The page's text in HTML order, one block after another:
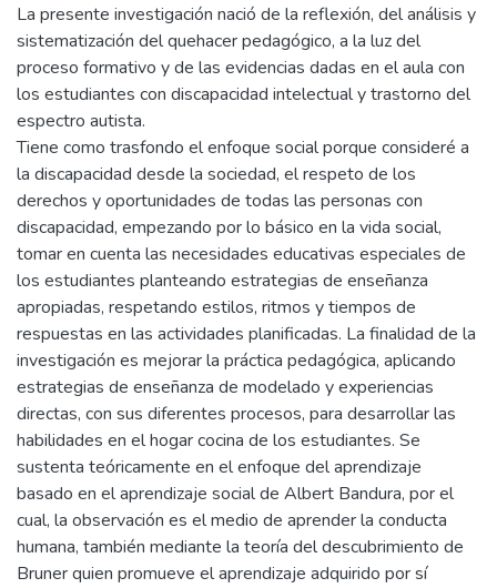
La presente investigación nació de la reflexión, del análisis y
sistematización del quehacer pedagógico, a la luz del
proceso formativo y de las evidencias dadas en el aula con
los estudiantes con discapacidad intelectual y trastorno del
espectro autista.
Tiene como trasfondo el enfoque social porque consideré a
la discapacidad desde la sociedad, el respeto de los
derechos y oportunidades de todas las personas con
discapacidad, empezando por lo básico en la vida social,
tomar en cuenta las necesidades educativas especiales de
los estudiantes planteando estrategias de enseñanza
apropiadas, respetando estilos, ritmos y tiempos de
respuestas en las actividades planificadas. La finalidad de la
investigación es mejorar la práctica pedagógica, aplicando
estrategias de enseñanza de modelado y experiencias
directas, con sus diferentes procesos, para desarrollar las
habilidades en el hogar cocina de los estudiantes. Se
sustenta teóricamente en el enfoque del aprendizaje
basado en el aprendizaje social de Albert Bandura, por el
cual, la observación es el medio de aprender la conducta
humana, también mediante la teoría del descubrimiento de
Bruner quien promueve el aprendizaje adquirido por sí